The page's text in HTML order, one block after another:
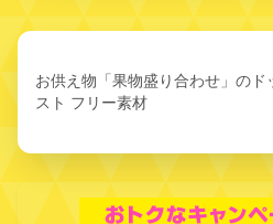
お供え物「果物盛り合わせ」のド
スト フリー素材